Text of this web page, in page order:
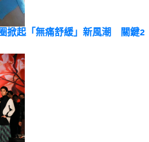
掀起「無痛舒緩」新風潮 關鍵2